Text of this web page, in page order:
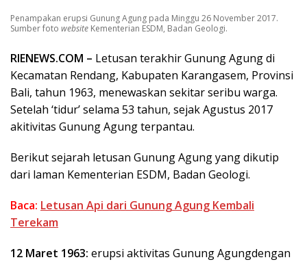
Penampakan erupsi Gunung Agung pada Minggu 26 November 2017.
Sumber foto website Kementerian ESDM, Badan Geologi.
RIENEWS.COM – Letusan terakhir Gunung Agung di
Kecamatan Rendang, Kabupaten Karangasem, Provinsi
Bali, tahun 1963, menewaskan sekitar seribu warga.
Setelah ‘tidur’ selama 53 tahun, sejak Agustus 2017
akitivitas Gunung Agung terpantau.
Berikut sejarah letusan Gunung Agung yang dikutip
dari laman Kementerian ESDM, Badan Geologi.
Baca: Letusan Api dari Gunung Agung Kembali
Terekam
12 Maret 1963: erupsi aktivitas Gunung Agungdengan